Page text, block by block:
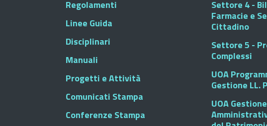
Regolamenti
Linee Guida
Disciplinari
Manuali
Progetti e Attività
Comunicati Stampa
Conferenze Stampa
Settore 4 -
Farmacie e
Cittadino
Settore 5 -
Complessi
UOA
Gestione LL.
UOA Gestione